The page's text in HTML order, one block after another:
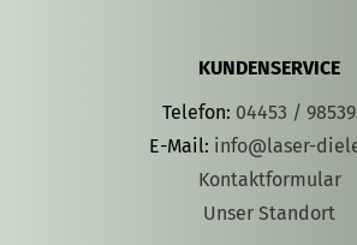
KUNDENSERVICE
Telefon: 04453 /
E-Mail: info@laser-
Kontaktformular
Unser Standort